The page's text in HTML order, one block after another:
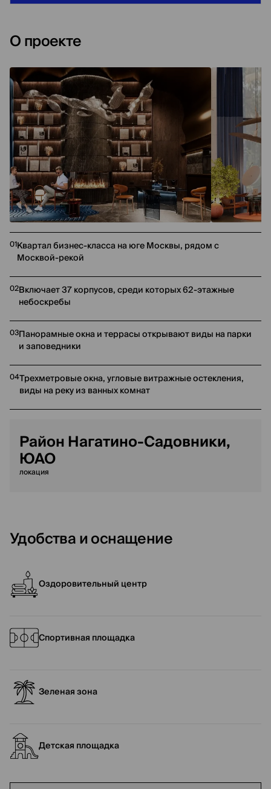
О проекте
01Квартал бизнес-класса на юге Москвы, рядом с
Москвой-рекой
02Включает 37 корпусов, среди которых 62-этажные
небоскребы
03Панорамные окна и террасы открывают виды на парки
и заповедники
04Трехметровые окна, угловые витражные остекления,
виды на реку из ванных комнат
Район Нагатино-Садовники,
ЮАО
локация
Удобства и оснащение
Оздоровительный центр
Спортивная площадка
Зеленая зона
Детская площадка